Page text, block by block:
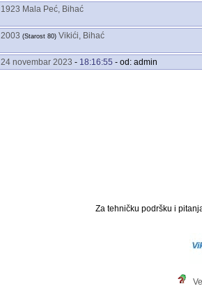
1923 Mala Peć, Bihać
2003 ‎(Starost 80)‎ Vikići, Bihać
24 novembar 2023 - 18:16:55 - od: admin
Za tehničku podršku i